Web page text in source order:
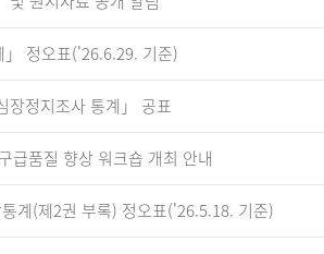
」 정오표('26.6.29. 기준)
장정지조사 통계」 공표
급품질 향상 워크숍 개최 안내
계(제2권 부록) 정오표('26.5.18. 기준)